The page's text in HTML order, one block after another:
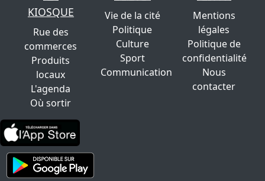
KIOSQUE
Rue des
commerces
Produits
locaux
L'agenda
Où sortir
Vie de la cité
Politique
Culture
Sport
Communication
Mentions
légales
Politique de
confidentialité
Nous
contacter